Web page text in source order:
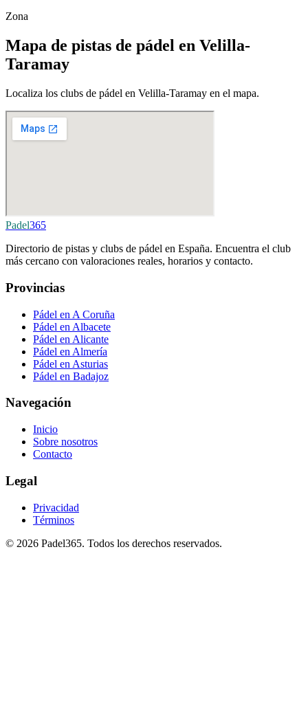
Zona
Mapa de pistas de pádel en Velilla-
Taramay
Localiza los clubs de pádel en Velilla-Taramay en el mapa.
Padel365
Directorio de pistas y clubs de pádel en España. Encuentra el club
más cercano con valoraciones reales, horarios y contacto.
Provincias
Pádel en A Coruña
Pádel en Albacete
Pádel en Alicante
Pádel en Almería
Pádel en Asturias
Pádel en Badajoz
Navegación
Inicio
Sobre nosotros
Contacto
Legal
Privacidad
Términos
© 2026 Padel365. Todos los derechos reservados.